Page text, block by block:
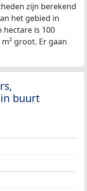
zijn berekend
het gebied in
hectare is 100
groot. Er gaan
buurt